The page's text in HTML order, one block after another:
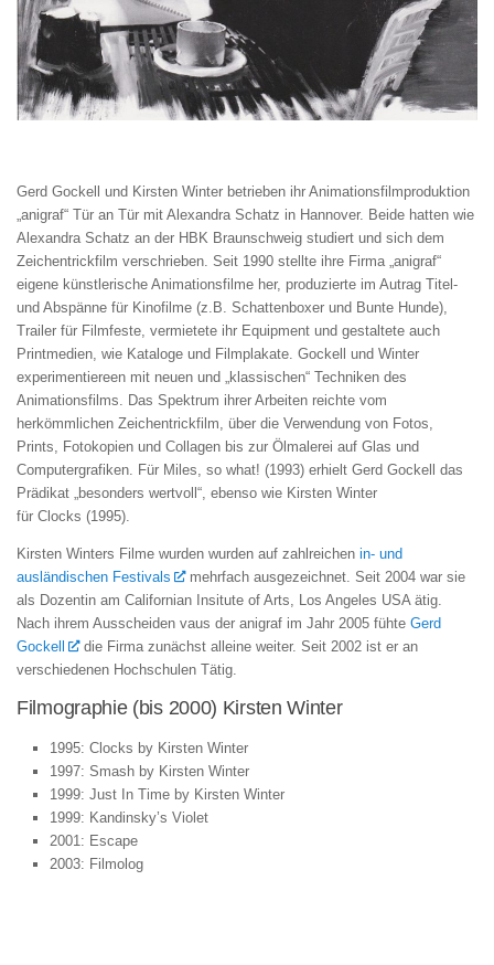
Gerd Gockell und Kirsten Winter betrieben ihr Animationsfilmproduktion
„anigraf“ Tür an Tür mit Alexandra Schatz in Hannover. Beide hatten wie
Alexandra Schatz an der HBK Braunschweig studiert und sich dem
Zeichentrickfilm verschrieben. Seit 1990 stellte ihre Firma „anigraf“
eigene künstlerische Animationsfilme her, produzierte im Autrag Titel-
und Abspänne für Kinofilme (z.B. Schattenboxer und Bunte Hunde),
Trailer für Filmfeste, vermietete ihr Equipment und gestaltete auch
Printmedien, wie Kataloge und Filmplakate. Gockell und Winter
experimentiereen mit neuen und „klassischen“ Techniken des
Animationsfilms. Das Spektrum ihrer Arbeiten reichte vom
herkömmlichen Zeichentrickfilm, über die Verwendung von Fotos,
Prints, Fotokopien und Collagen bis zur Ölmalerei auf Glas und
Computergrafiken. Für Miles, so what! (1993) erhielt Gerd Gockell das
Prädikat „besonders wertvoll“, ebenso wie Kirsten Winter
für Clocks (1995).
Kirsten Winters Filme wurden wurden auf zahlreichen in- und
ausländischen Festivals
mehrfach ausgezeichnet. Seit 2004 war sie
als Dozentin am Californian Insitute of Arts, Los Angeles USA ätig.
Nach ihrem Ausscheiden vaus der anigraf im Jahr 2005 fühte Gerd
Gockell
die Firma zunächst alleine weiter. Seit 2002 ist er an
verschiedenen Hochschulen Tätig.
Filmographie (bis 2000) Kirsten Winter
1995: Clocks by Kirsten Winter
1997: Smash by Kirsten Winter
1999: Just In Time by Kirsten Winter
1999: Kandinsky’s Violet
2001: Escape
2003: Filmolog